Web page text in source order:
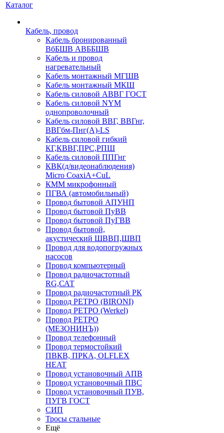
Каталог
Кабель, провод
Кабель бронированный
ВбБШВ АВББШВ
Кабель и провод
нагревательный
Кабель монтажный МГШВ
Кабель монтажный МКШ
Кабель силовой АВВГ ГОСТ
Кабель силовой NYM
однопроволочный
Кабель силовой ВВГ, ВВГнг,
ВВГбм-Пнг(А)-LS
Кабель силовой гибкий
КГ,КВВГ,ПРС,РПШ
Кабель силовой ППГнг
КВК(д/видеонаблюдения)
Micro CoaxiA+CuL
КММ микрофонный
ПГВА (автомобильный)
Провод бытовой АПУНП
Провод бытовой ПуВВ
Провод бытовой ПуГВВ
Провод бытовой,
акустический ШВВП,ШВП
Провод для водопогружных
насосов
Провод компьютерный
Провод радиочастотный
RG,САТ
Провод радиочастотный РК
Провод РЕТРО (BIRONI)
Провод РЕТРО (Werkel)
Провод РЕТРО
(МЕЗОНИНЪ))
Провод телефонный
Провод термостойкий
ПВКВ, ПРКА, OLFLEX
HEAT
Провод установочный АПВ
Провод установочный ПВС
Провод установочный ПУВ,
ПУГВ ГОСТ
СИП
Тросы стальные
Ещё